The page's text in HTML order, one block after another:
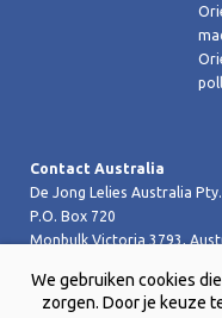
Contact Australia
De Jong Lelies Australia
P.O. Box 720
Monbulk Victoria 3793,
T +61 (0)359 619 188
F +61 (0)359 619 199
We gebruiken cookies
zorgen. Door je keuze